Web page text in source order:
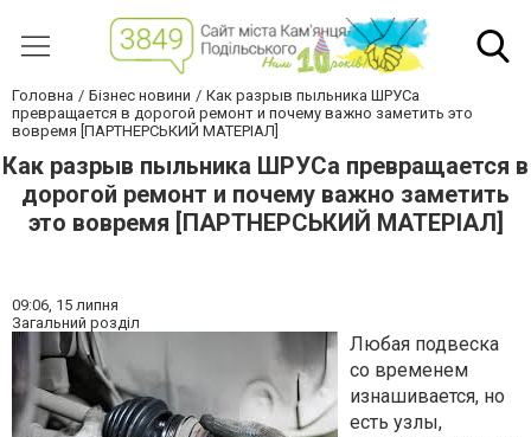
Головна Бізнес новини
Как разрыв пыльника ШРУСа
превращается в дорогой ремонт и почему важно заметить это
вовремя [ПАРТНЕРСЬКИЙ МАТЕРІАЛ]
Как разрыв пыльника ШРУСа превращается в
дорогой ремонт и почему важно заметить
это вовремя [ПАРТНЕРСЬКИЙ МАТЕРІАЛ]
09:06, 15 липня
Загальний розділ
Любая подвеска
со временем
изнашивается, но
есть узлы,